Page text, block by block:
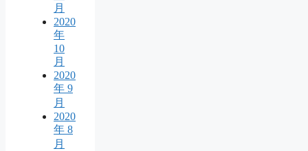
月
2020
年
10
月
2020
年 9
月
2020
年 8
月